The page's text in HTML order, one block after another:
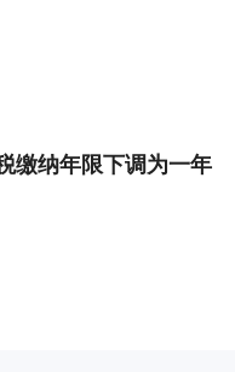
缴纳年限下调为一年